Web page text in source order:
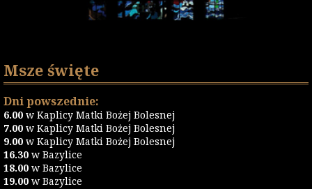
Msze święte
Dni powszednie:
6.00 w Kaplicy Matki Bożej Bolesnej
7.00 w Kaplicy Matki Bożej Bolesnej
9.00 w Kaplicy Matki Bożej Bolesnej
16.30 w Bazylice
18.00 w Bazylice
19.00 w Bazylice